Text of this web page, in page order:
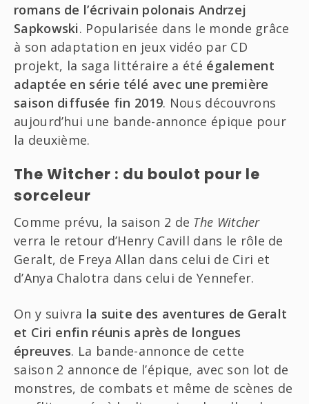
Tech
romans de l’écrivain polonais Andrzej
Sapkowski. Popularisée dans le monde grâce
à son adaptation en jeux vidéo par CD
projekt, la saga littéraire a été également
adaptée en série télé avec une première
saison diffusée fin 2019. Nous découvrons
aujourd’hui une bande-annonce épique pour
la deuxième.
The Witcher : du boulot pour le
sorceleur
Comme prévu, la saison 2 de The Witcher
verra le retour d’Henry Cavill dans le rôle de
Geralt, de Freya Allan dans celui de Ciri et
d’Anya Chalotra dans celui de Yennefer.
On y suivra la suite des aventures de Geralt
et Ciri enfin réunis après de longues
épreuves. La bande-annonce de cette
saison 2 annonce de l’épique, avec son lot de
monstres, de combats et même de scènes de